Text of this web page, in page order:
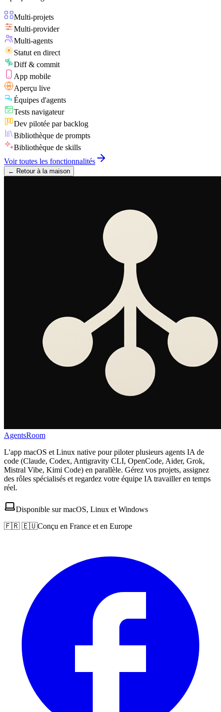
Multi-projets
Multi-provider
Multi-agents
Statut en direct
Diff & commit
App mobile
Aperçu live
Équipes d'agents
Tests navigateur
Dev pilotée par backlog
Bibliothèque de prompts
Bibliothèque de skills
Voir toutes les fonctionnalités
← Retour à la maison
AgentsRoom
L'app macOS et Linux native pour piloter plusieurs agents IA de
code (Claude, Codex, Antigravity CLI, OpenCode, Aider, Grok,
Mistral Vibe, Kimi Code) en parallèle. Gérez vos projets, assignez
des rôles spécialisés et regardez votre équipe IA travailler en temps
réel.
Disponible sur macOS, Linux et Windows
🇫🇷 🇪🇺Conçu en France et en Europe